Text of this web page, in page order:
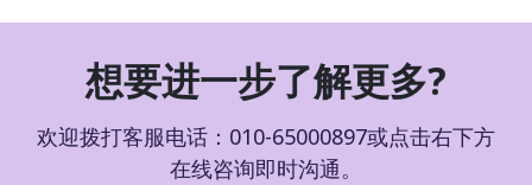
想要进一步了解更多?
欢迎拨打客服电话：010-65000897或点击右下方
在线咨询即时沟通。